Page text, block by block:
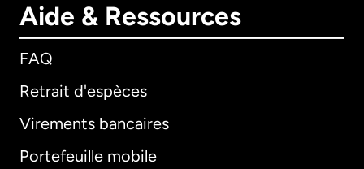
Aide & Ressources
FAQ
Retrait d'espèces
Virements bancaires
Portefeuille mobile